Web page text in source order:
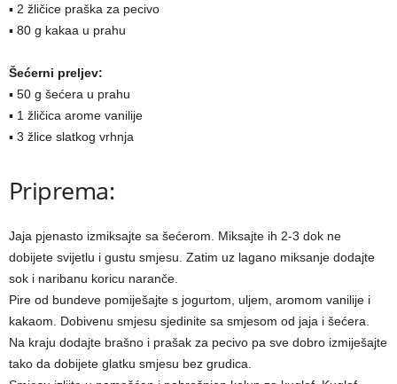
▪ 2 žličice praška za pecivo
▪ 80 g kakaa u prahu
Šećerni preljev:
▪ 50 g šećera u prahu
▪ 1 žličica arome vanilije
▪ 3 žlice slatkog vrhnja
Priprema:
Jaja pjenasto izmiksajte sa šećerom. Miksajte ih 2-3 dok ne
dobijete svijetlu i gustu smjesu. Zatim uz lagano miksanje dodajte
sok i naribanu koricu naranče.
Pire od bundeve pomiješajte s jogurtom, uljem, aromom vanilije i
kakaom. Dobivenu smjesu sjedinite sa smjesom od jaja i šećera.
Na kraju dodajte brašno i prašak za pecivo pa sve dobro izmiješajte
tako da dobijete glatku smjesu bez grudica.